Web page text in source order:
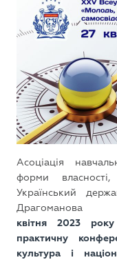
Асоціація
форми
Український
квітня 2023
практичну
культура і